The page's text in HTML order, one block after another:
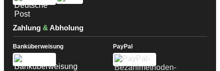
Zahlung &Abholung
Banküberweisung PayPal